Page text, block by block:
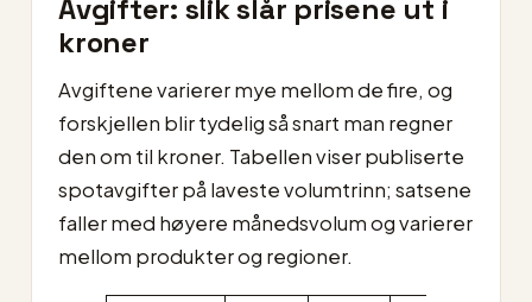
Avgifter: slik slår prisene ut i
kroner
Avgiftene varierer mye mellom de fire, og
forskjellen blir tydelig så snart man regner
den om til kroner. Tabellen viser publiserte
spotavgifter på laveste volumtrinn; satsene
faller med høyere månedsvolum og varierer
mellom produkter og regioner.